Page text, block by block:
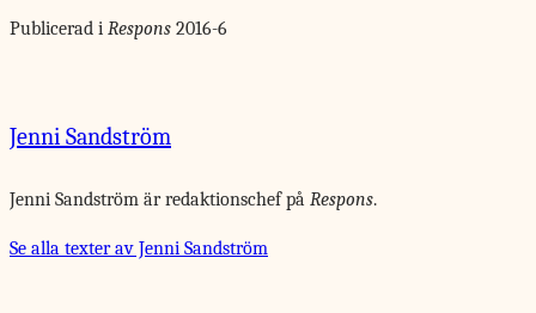
Publicerad i Respons 2016-6
Jenni Sandström
Jenni Sandström är redaktionschef på Respons.
Se alla texter av Jenni Sandström